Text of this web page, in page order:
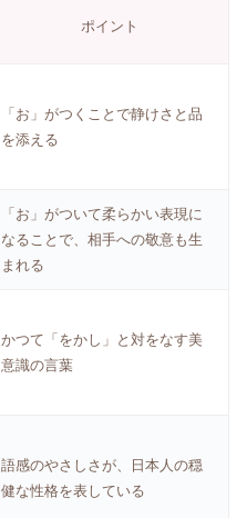
ポイント
「お」がつくことで静けさと品
を添える
「お」がついて柔らかい表現に
なることで、相手への敬意も生
まれる
かつて「をかし」と対をなす美
意識の言葉
語感のやさしさが、日本人の穏
健な性格を表している